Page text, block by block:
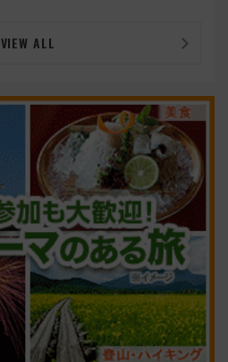
VIEW ALL